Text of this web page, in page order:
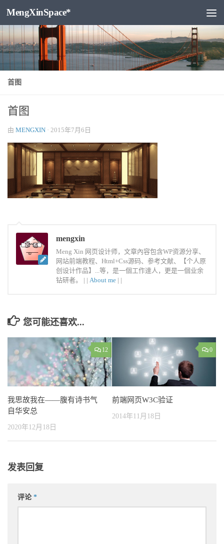
跳至内容
MengXinSpace*
首图
首图
由 MENGXIN · 2015年7月6日
mengxin
Meng Xin 网页设计师，文章內容包含WP资源分享、
网站前端教程、Html+Css源码、参考文献、【个人原
创设计作品】...等，是一個工作達人，更是一個业余
钻研者。 | | About me | |
您可能还喜欢...
12
我思故我在——腹有诗书气
自华安总
2020年12月18日
0
前端网页W3C验证
2014年11月18日
发表回复
评论 *